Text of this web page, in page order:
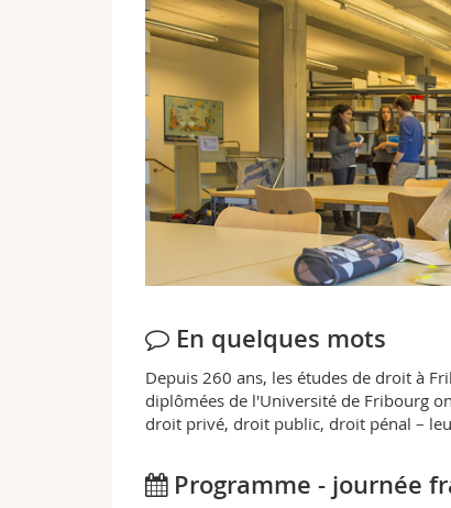
En quelques mots
Depuis 260 ans, les études de droit à
diplômées de l'Université de Fribourg
droit privé, droit public, droit pénal –
Programme - journée